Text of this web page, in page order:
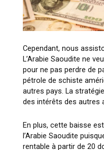
Cependant, nous
L’Arabie Saoudite ne
pour ne pas perdre de
pétrole de schiste
autres pays. La
des intérêts des autres
En plus, cette baisse
l’Arabie Saoudite
rentable à partir de 20